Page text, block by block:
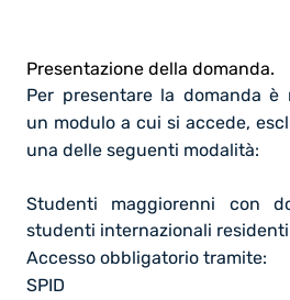
Presentazione della domanda.
Per presentare la domanda è
un modulo a cui si accede,
una delle seguenti modalità:
Studenti maggiorenni con
studenti internazionali
Accesso obbligatorio tramite:
SPID